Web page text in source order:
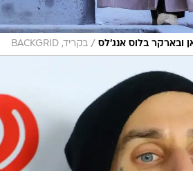
ובארקר בלוס אנג'לס / בקריד, BACKGRID